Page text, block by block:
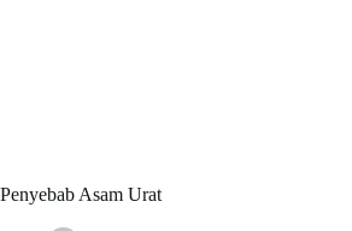
Penyebab Asam Urat